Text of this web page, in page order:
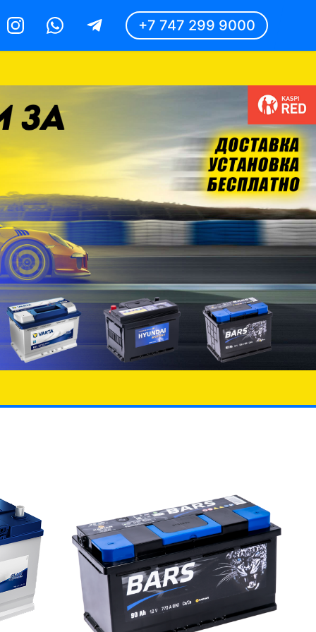
InstagramWhatsappTelegram +7 747 299 9000